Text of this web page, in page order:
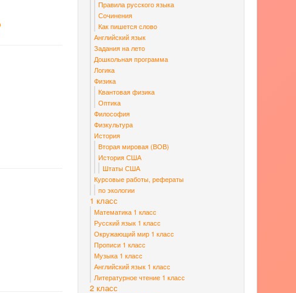
Правила русского языка
Сочинения
Как пишется слово
Английский язык
Задания на лето
Дошкольная программа
Логика
Физика
Квантовая физика
Оптика
Философия
Физкультура
История
Вторая мировая (ВОВ)
История США
Штаты США
Курсовые работы, рефераты
по экологии
1 класс
Математика 1 класс
Русский язык 1 класс
Окружающий мир 1 класс
Прописи 1 класс
Музыка 1 класс
Английский язык 1 класс
Литературное чтение 1 класс
2 класс